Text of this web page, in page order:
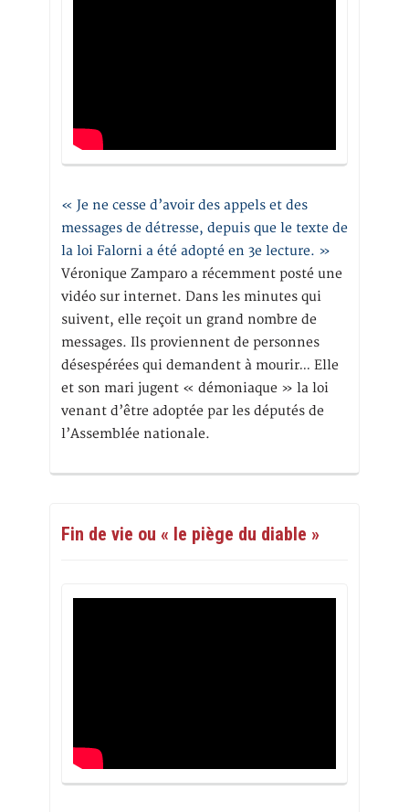
« Je ne cesse d’avoir des appels et des
messages de détresse, depuis que le texte de
la loi Falorni a été adopté en 3e lecture. »
Véronique Zamparo a récemment posté une
vidéo sur internet. Dans les minutes qui
suivent, elle reçoit un grand nombre de
messages. Ils proviennent de personnes
désespérées qui demandent à mourir… Elle
et son mari jugent « démoniaque » la loi
venant d’être adoptée par les députés de
l’Assemblée nationale.
Fin de vie ou « le piège du diable »